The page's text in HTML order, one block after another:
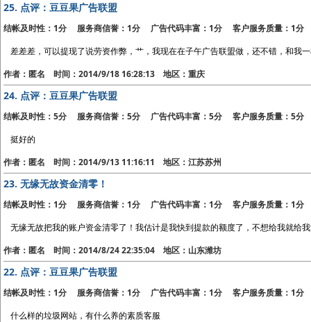
25. 点评：豆豆果广告联盟
结帐及时性：1分 服务商信誉：1分 广告代码丰富：1分 客户服务质量：1分
差差差，可以提现了说劳资作弊，艹，我现在在子午广告联盟做，还不错，和我
作者：匿名 时间：2014/9/18 16:28:13 地区：重庆
24. 点评：豆豆果广告联盟
结帐及时性：5分 服务商信誉：5分 广告代码丰富：5分 客户服务质量：5分
挺好的
作者：匿名 时间：2014/9/13 11:16:11 地区：江苏苏州
23.无缘无故资金清零！
结帐及时性：1分 服务商信誉：1分 广告代码丰富：1分 客户服务质量：1分
无缘无故把我的账户资金清零了！我估计是我快到提款的额度了，不想给我就给
作者：匿名 时间：2014/8/24 22:35:04 地区：山东潍坊
22. 点评：豆豆果广告联盟
结帐及时性：1分 服务商信誉：1分 广告代码丰富：1分 客户服务质量：1分
什么样的垃圾网站，有什么养的素质客服